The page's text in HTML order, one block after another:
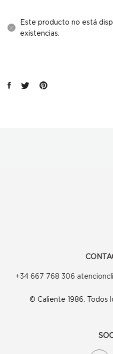
Este producto no está
existencias.
+34 667 768 306
© Caliente 1986. Todos